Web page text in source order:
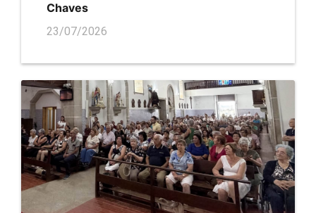
Chaves
23/07/2026